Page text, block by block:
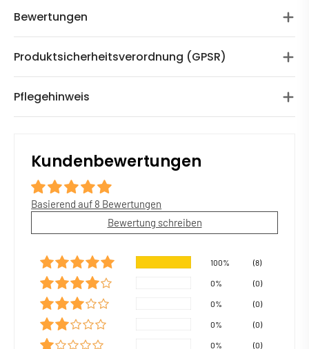
Bewertungen
Produktsicherheitsverordnung (GPSR)
Pflegehinweis
Kundenbewertungen
Basierend auf 8 Bewertungen
Bewertung schreiben
100% (8)
0% (0)
0% (0)
0% (0)
0% (0)